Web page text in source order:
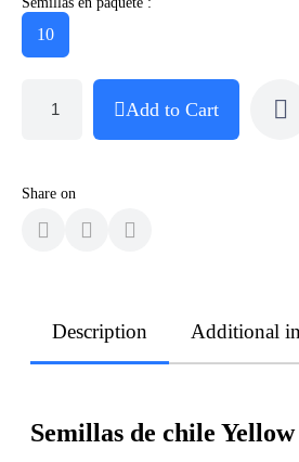
10
Add to Cart
Share on
Description Additional
Semillas de chile